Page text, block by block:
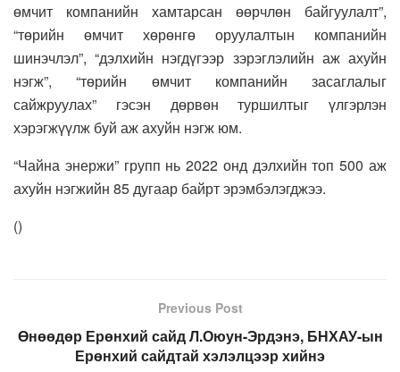
өмчит компанийн хамтарсан өөрчлөн байгуулалт”,
“төрийн өмчит хөрөнгө оруулалтын компанийн
шинэчлэл”, “дэлхийн нэгдүгээр зэрэглэлийн аж ахуйн
нэгж”, “төрийн өмчит компанийн засаглалыг
сайжруулах” гэсэн дөрвөн туршилтыг үлгэрлэн
хэрэгжүүлж буй аж ахуйн нэгж юм.
“Чайна энержи” групп нь 2022 онд дэлхийн топ 500 аж
ахуйн нэгжийн 85 дугаар байрт эрэмбэлэгджээ.
()
Previous Post
Өнөөдөр Ерөнхий сайд Л.Оюун-Эрдэнэ, БНХАУ-ын
Ерөнхий сайдтай хэлэлцээр хийнэ